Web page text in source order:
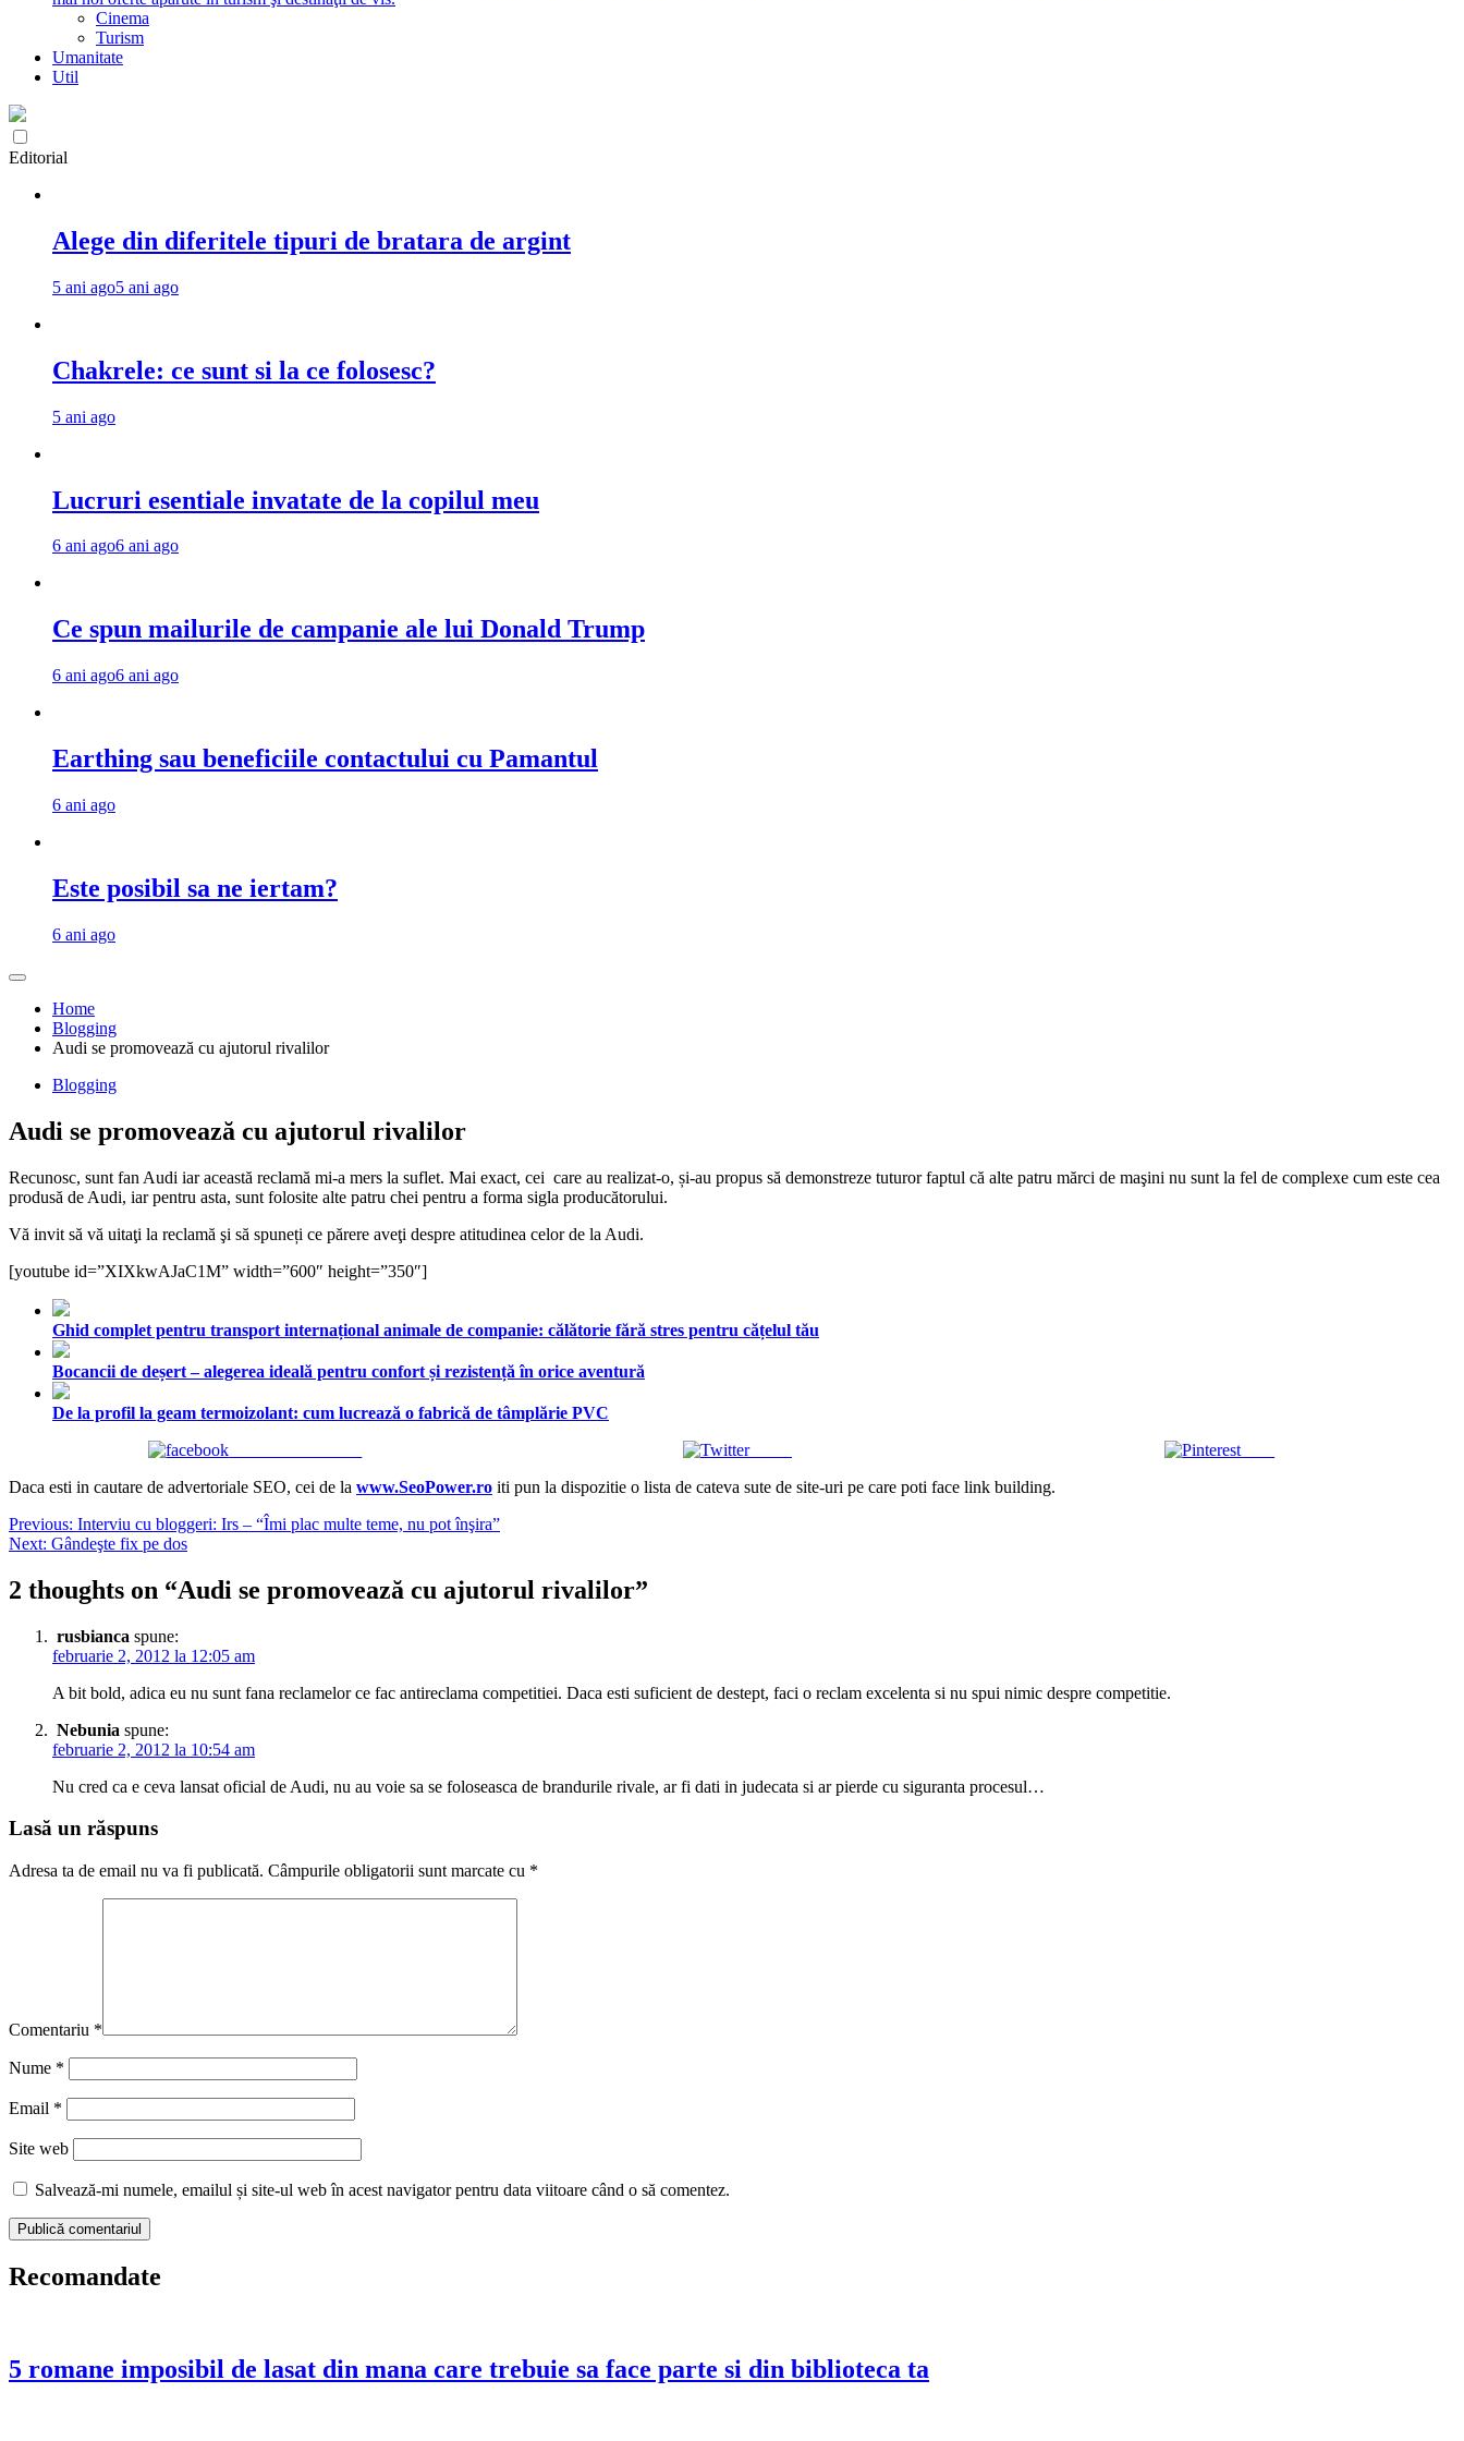
Cinema
Turism
Umanitate
Util
Editorial
Alege din diferitele tipuri de bratara de argint
5 ani ago5 ani ago
Chakrele: ce sunt si la ce folosesc?
5 ani ago
Lucruri esentiale invatate de la copilul meu
6 ani ago6 ani ago
Ce spun mailurile de campanie ale lui Donald Trump
6 ani ago6 ani ago
Earthing sau beneficiile contactului cu Pamantul
6 ani ago
Este posibil sa ne iertam?
6 ani ago
Home
Blogging
Audi se promovează cu ajutorul rivalilor
Blogging
Audi se promovează cu ajutorul rivalilor
Recunosc, sunt fan Audi iar această reclamă mi-a mers la suflet. Mai exact, cei care au realizat-o, și-au propus să demonstreze tuturor faptul că alte patru mărci de maşini nu sunt la fel de complexe cum este cea
produsă de Audi, iar pentru asta, sunt folosite alte patru chei pentru a forma sigla producătorului.
Vă invit să vă uitaţi la reclamă şi să spuneți ce părere aveţi despre atitudinea celor de la Audi.
[youtube id=”XIXkwAJaC1M” width=”600″ height=”350″]
Ghid complet pentru transport internațional animale de companie: călătorie fără stres pentru cățelul tău
Bocancii de deșert – alegerea ideală pentru confort și rezistență în orice aventură
De la profil la geam termoizolant: cum lucrează o fabrică de tâmplărie PVC
Tweet
Daca esti in cautare de advertoriale SEO, cei de la www.SeoPower.ro iti pun la dispozitie o lista de cateva sute de site-uri pe care poti face link building.
Navigare
în
articole
Previous: Interviu cu bloggeri: Irs – “Îmi plac multe teme, nu pot înşira”
Next: Gândeşte fix pe dos
2 thoughts on “Audi se promovează cu ajutorul rivalilor”
rusbianca spune:
februarie 2, 2012 la 12:05 am
A bit bold, adica eu nu sunt fana reclamelor ce fac antireclama competitiei. Daca esti suficient de destept, faci o reclam excelenta si nu spui nimic despre competitie.
Nebunia spune:
februarie 2, 2012 la 10:54 am
Nu cred ca e ceva lansat oficial de Audi, nu au voie sa se foloseasca de brandurile rivale, ar fi dati in judecata si ar pierde cu siguranta procesul…
Lasă un răspuns
Adresa ta de email nu va fi publicată. Câmpurile obligatorii sunt marcate cu *
Comentariu *
Nume *
Email *
Site web
Salvează-mi numele, emailul și site-ul web în acest navigator pentru data viitoare când o să comentez.
Recomandate
5 romane imposibil de lasat din mana care trebuie sa face parte si din biblioteca ta